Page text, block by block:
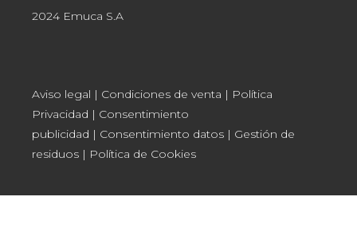
2024 Emuca S.A
Aviso legal | Condiciones de venta | Política
Privacidad | Consentimiento
publicidad | Consentimiento datos | Gestión de
residuos | Política de Cookies